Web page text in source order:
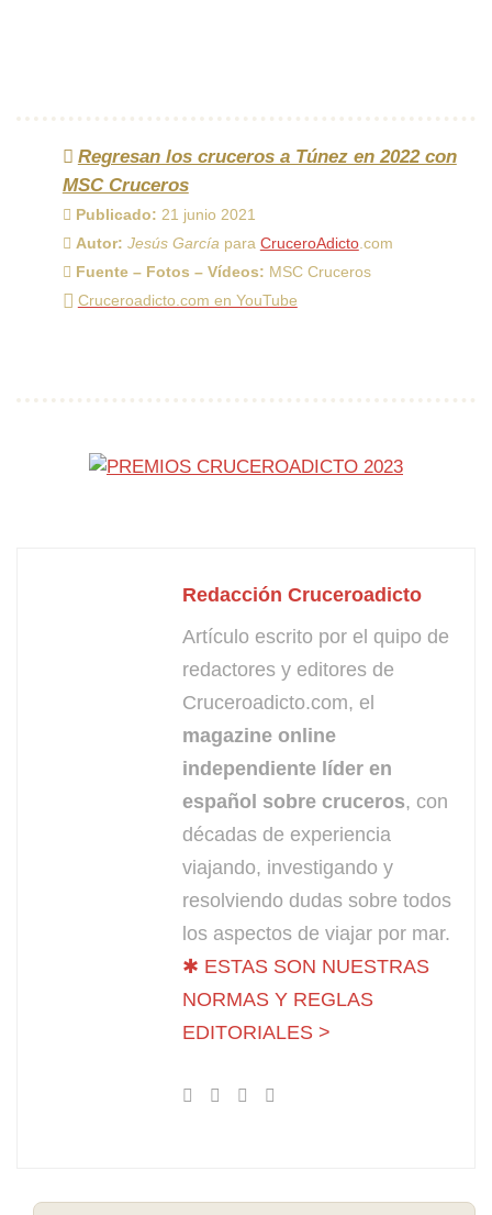
Regresan los cruceros a Túnez en 2022 con
MSC Cruceros
Publicado: 21 junio 2021
Autor: Jesús Garcíapara CruceroAdicto.com
Fuente – Fotos – Vídeos: MSC Cruceros
Cruceroadicto.com en YouTube
Redacción Cruceroadicto
Artículo escrito por el quipo de
redactores y editores de
Cruceroadicto.com, el
magazine online
independiente líder en
español sobre cruceros, con
décadas de experiencia
viajando, investigando y
resolviendo dudas sobre todos
los aspectos de viajar por mar.
✱ ESTAS SON NUESTRAS
NORMAS Y REGLAS
EDITORIALES >